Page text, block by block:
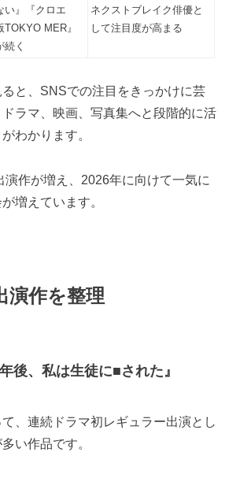
い』『クロエ
MER』
く
ネクストブレイク俳優と
して注目度が高まる
と、SNSでの注目をきっかけに芸
ラマ、映画、写真集へと段階的に活
わかります。
演作が増え、2026年に向けて一気に
増えています。
演作を整理
後、私は生徒に■された』
、連続ドラマ初レギュラー出演とし
い作品です。